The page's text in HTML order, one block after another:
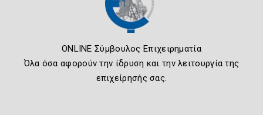
ONLINE Σύμβουλος Επιχειρηματία
Όλα όσα αφορούν την ίδρυση και την λειτουργία της
επιχείρησής σας.